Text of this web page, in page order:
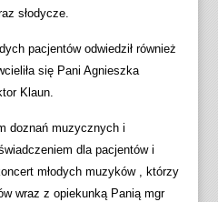
słodycze.
pacjentów odwiedził również
się Pani Agnieszka
Klaun.
doznań muzycznych i
dla pacjentów i
młodych muzyków , którzy
wraz z opiekunką Panią mgr